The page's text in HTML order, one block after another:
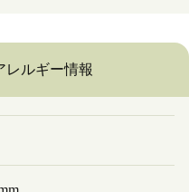
レルギー情報